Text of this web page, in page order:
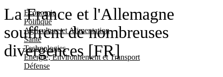
Economie
Politique
Agriculture et Alimentation
Santé
Technologies
Energie, Environnement et Transport
Défense
La France et l'Allemagne
souffrent de nombreuses
divergences [FR]